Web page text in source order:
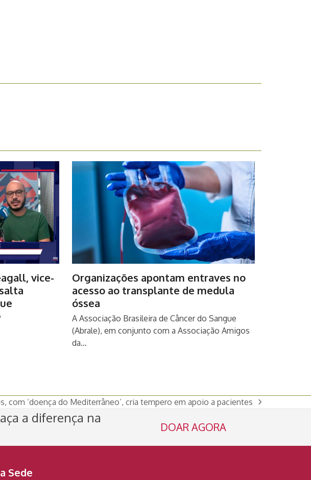
vice-
Organizações apontam entraves no
acesso ao transplante de medula
óssea
A Associação Brasileira de Câncer do Sangue
(Abrale), em conjunto com a Associação Amigos
da…
com ‘doença do Mediterrâneo’, cria tempero em apoio a pacientes
a diferença na
DOAR AGORA
Sede